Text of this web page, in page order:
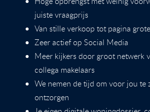
juiste vraagprijs
Van stille verkoop tot pagina
Zeer actief op Social Media
Meer kijkers door groot netwerk
collega makelaars
We nemen de tijd om voor jou te
ontzorgen